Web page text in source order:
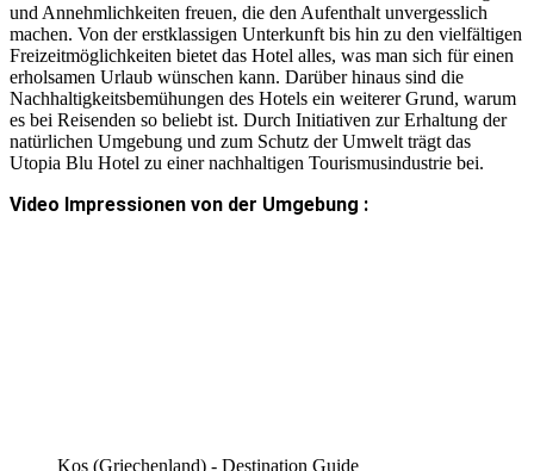
und Annehmlichkeiten freuen, die den Aufenthalt unvergesslich
machen. Von der erstklassigen Unterkunft bis hin zu den vielfältigen
Freizeitmöglichkeiten bietet das Hotel alles, was man sich für einen
erholsamen Urlaub wünschen kann. Darüber hinaus sind die
Nachhaltigkeitsbemühungen des Hotels ein weiterer Grund, warum
es bei Reisenden so beliebt ist. Durch Initiativen zur Erhaltung der
natürlichen Umgebung und zum Schutz der Umwelt trägt das
Utopia Blu Hotel zu einer nachhaltigen Tourismusindustrie bei.
Video Impressionen von der Umgebung :
Kos (Griechenland) - Destination Guide